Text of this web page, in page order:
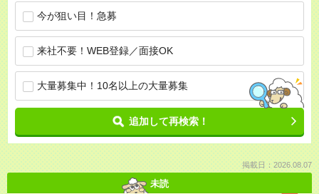
今が狙い目！急募
来社不要！WEB登録／面接OK
大量募集中！10名以上の大量募集
追加して再検索！
掲載日：2026.08.07
未読